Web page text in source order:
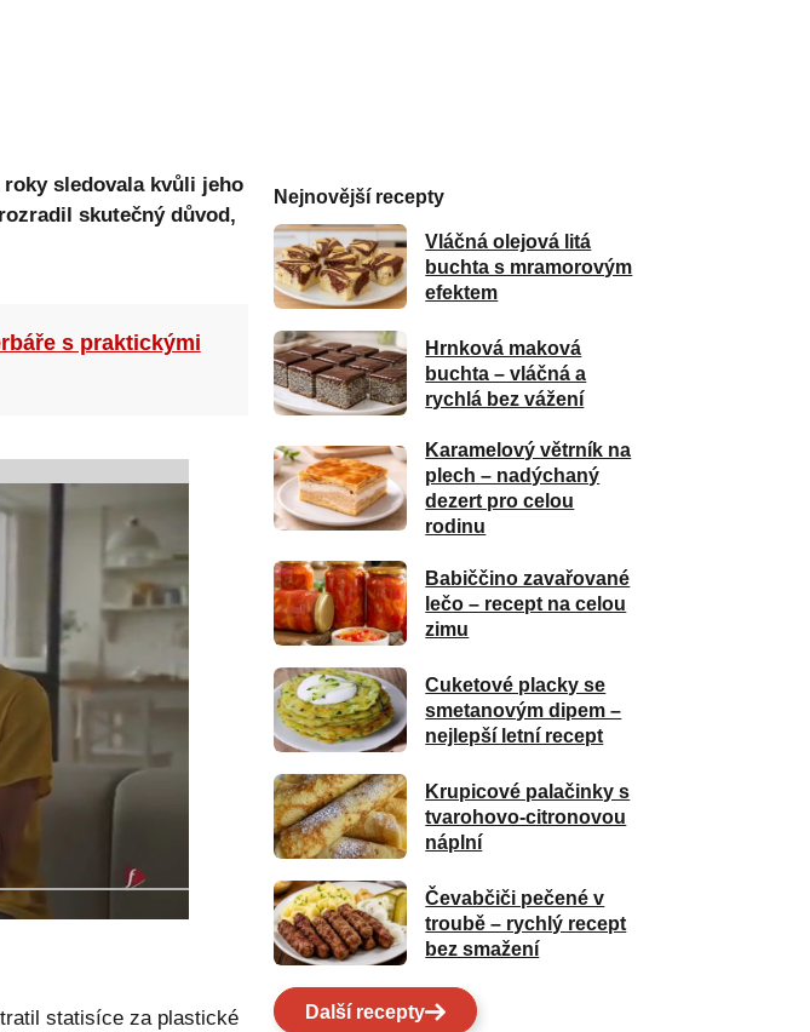
sledovala kvůli jeho
skutečný důvod,
s praktickými
statisíce za plastické
Nejnovější recepty
Vláčná olejová litá
buchta s mramorovým
efektem
Hrnková maková
buchta – vláčná a
rychlá bez vážení
Karamelový větrník na
plech – nadýchaný
dezert pro celou
rodinu
Babiččino zavařované
lečo – recept na celou
zimu
Cuketové placky se
smetanovým dipem –
nejlepší letní recept
Krupicové palačinky s
tvarohovo-citronovou
náplní
Čevabčiči pečené v
troubě – rychlý recept
bez smažení
Další recepty